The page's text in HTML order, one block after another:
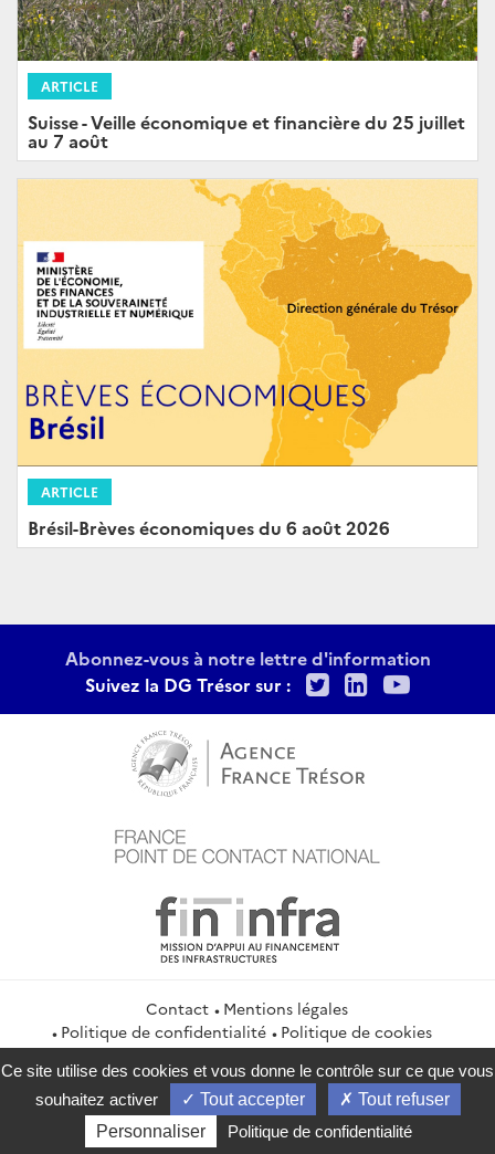
ARTICLE
Suisse - Veille économique et financière du 25 juillet
au 7 août
ARTICLE
Brésil-Brèves économiques du 6 août 2026
Abonnez-vous à notre lettre d'information
Suivez la DG Trésor sur :
TwitterLinkedIn
Contact
Mentions légales
Politique de confidentialité
Politique de cookies
Gestion des cookies
Flux RSS
service-public.gouv.fr
legifrance.gouv.fr
info.gouv.fr
data.gouv.fr
Ce site utilise des cookies et vous donne le contrôle sur ce que vous
souhaitez activer
Tout accepter
Tout refuser
Personnaliser
Politique de confidentialité